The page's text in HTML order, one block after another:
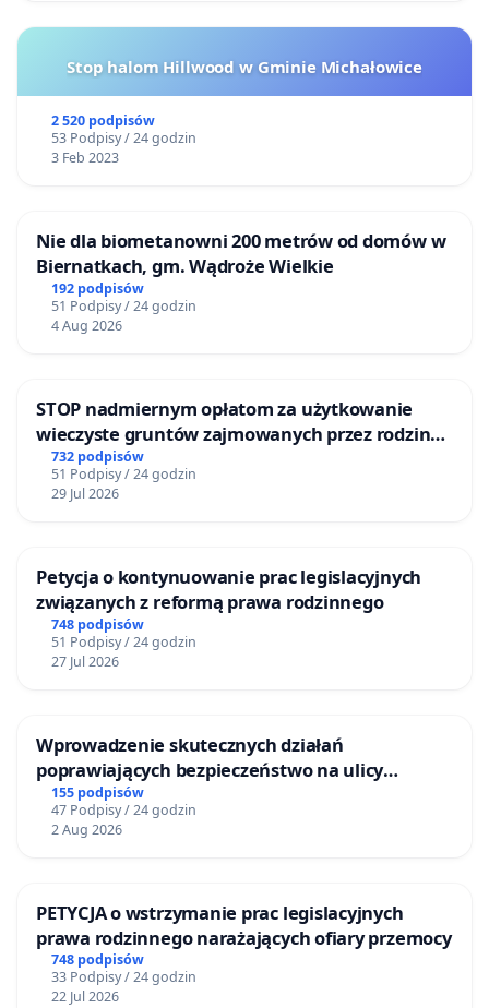
Stop halom Hillwood w Gminie Michałowice
2 520 podpisów
53 Podpisy / 24 godzin
3 Feb 2023
Nie dla biometanowni 200 metrów od domów w
Biernatkach, gm. Wądroże Wielkie
192 podpisów
51 Podpisy / 24 godzin
4 Aug 2026
STOP nadmiernym opłatom za użytkowanie
wieczyste gruntów zajmowanych przez rodzinne
ogrody działkowe.
732 podpisów
51 Podpisy / 24 godzin
29 Jul 2026
Petycja o kontynuowanie prac legislacyjnych
związanych z reformą prawa rodzinnego
748 podpisów
51 Podpisy / 24 godzin
27 Jul 2026
Wprowadzenie skutecznych działań
poprawiających bezpieczeństwo na ulicy
Żeromskiego w Otwocku
155 podpisów
47 Podpisy / 24 godzin
2 Aug 2026
PETYCJA o wstrzymanie prac legislacyjnych
prawa rodzinnego narażających ofiary przemocy
748 podpisów
33 Podpisy / 24 godzin
22 Jul 2026